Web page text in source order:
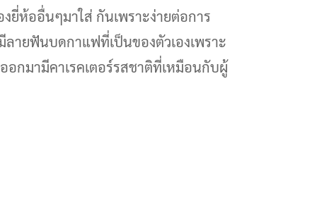
ยี่ห้ออื่นๆมาใส่ กันเพราะง่ายต่อการ
ายฟันบดกาแฟที่เป็นของตัวเองเพราะ
อกมามีคาเรคเตอร์รสชาติที่เหมือนกับผู้